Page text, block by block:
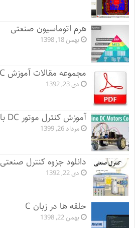
هرم اتوماسیون صنعتی
بهمن 18, 1398
مجموعه مقالات آموزش PLC
دی 23, 1392
آموزش کنترل موتور DC با آردوینو
مرداد 26, 1399
دانلود جزوه کنترل صنعتی
دی 22, 1392
حلقه ها در زبان C
بهمن 22, 1398